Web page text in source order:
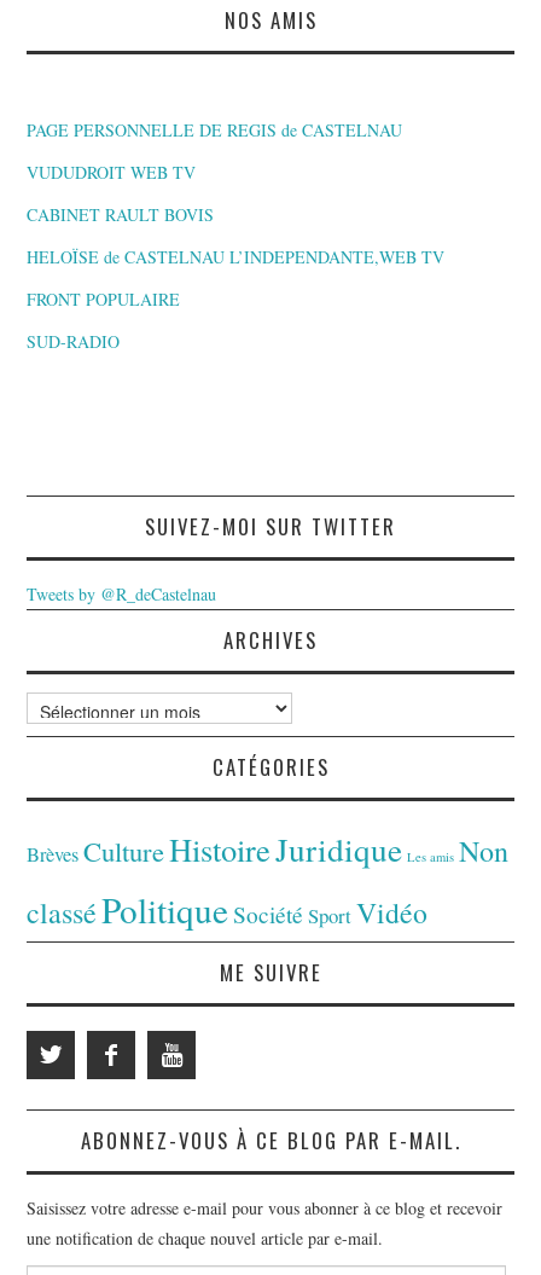
NOS AMIS
PAGE PERSONNELLE DE REGIS de CASTELNAU
VUDUDROIT WEB TV
CABINET RAULT BOVIS
HELOÏSE de CASTELNAU L’INDEPENDANTE,WEB TV
FRONT POPULAIRE
SUD-RADIO
SUIVEZ-MOI SUR TWITTER
Tweets by @R_deCastelnau
ARCHIVES
Archives
CATÉGORIES
Brèves CultureHistoireJuridique Les amis Non
classéPolitiqueSociété SportVidéo
ME SUIVRE
ABONNEZ-VOUS À CE BLOG PAR E-MAIL.
Saisissez votre adresse e-mail pour vous abonner à ce blog et recevoir
une notification de chaque nouvel article par e-mail.